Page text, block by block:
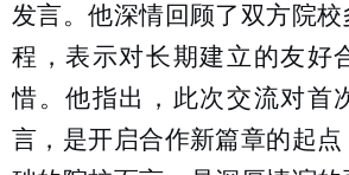
发言。他深情回顾了双方院
程，表示对长期建立的友好
惜。他指出，此次交流对首
言，是开启合作新篇章的起